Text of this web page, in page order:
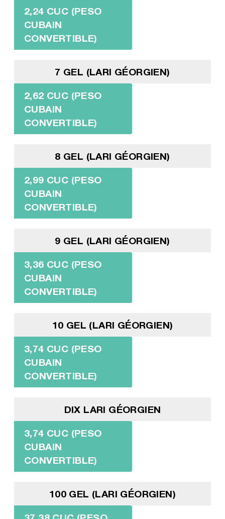
2,24 CUC (PESO
CUBAIN
CONVERTIBLE)
7 GEL (LARI GÉORGIEN)
2,62 CUC (PESO
CUBAIN
CONVERTIBLE)
8 GEL (LARI GÉORGIEN)
2,99 CUC (PESO
CUBAIN
CONVERTIBLE)
9 GEL (LARI GÉORGIEN)
3,36 CUC (PESO
CUBAIN
CONVERTIBLE)
10 GEL (LARI GÉORGIEN)
3,74 CUC (PESO
CUBAIN
CONVERTIBLE)
DIX LARI GÉORGIEN
3,74 CUC (PESO
CUBAIN
CONVERTIBLE)
100 GEL (LARI GÉORGIEN)